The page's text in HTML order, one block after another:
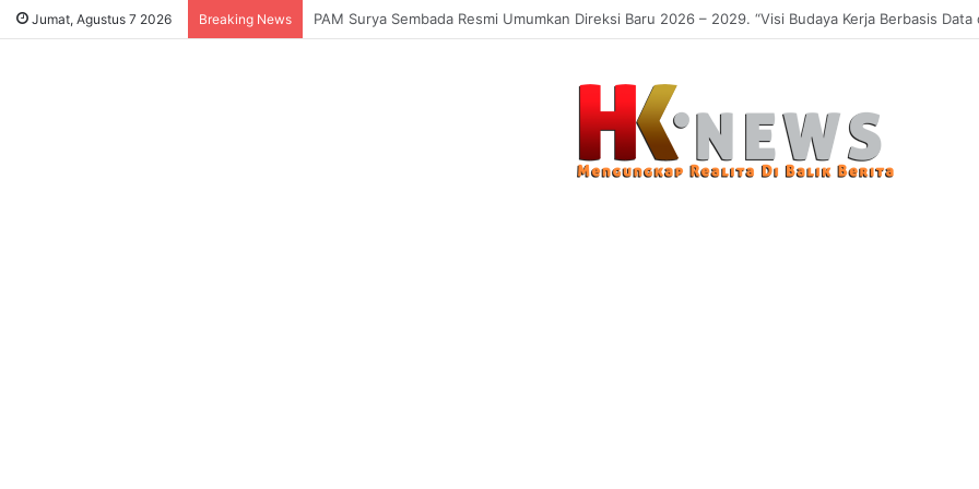
Jumat, Agustus 7 2026 Breaking News Sukses Tekan Bansos Salah Sasaran, Uji Coba Perlinsos Digital di Surabaya Hampir 100 Persen